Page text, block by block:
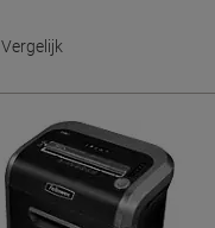
Vergelijk